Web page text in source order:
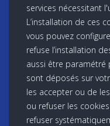
services nécessitant
L’installation de ces
vous pouvez
refuse l’installation
aussi être paramétré
sont déposés sur
les accepter ou de
ou refuser les
refuser